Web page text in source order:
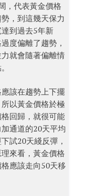
，代表黃金價格
，到這幾天保力
到過去5年新
度偏離了趨勢，
就會隨著偏離情
該在趨勢上下擺
以黃金價格於極
回歸，就很可能
通道的20天平均
試20天綫反彈，
來看，黃金價格
應該走向50天移